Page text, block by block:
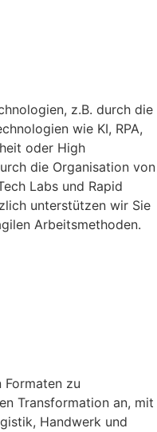
z.B. durch die
wie KI, RPA,
oder High
die Organisation von
Labs und Rapid
unterstützen wir Sie
Arbeitsmethoden.
zu
Transformation an, mit
Handwerk und